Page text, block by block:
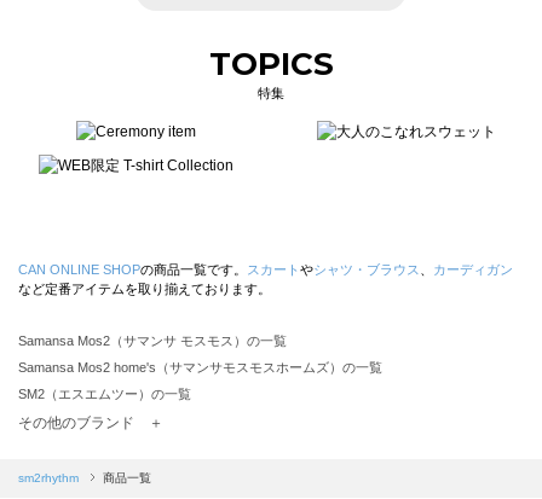
TOPICS
特集
CAN ONLINE SHOPの商品一覧です。 スカート やシャツ・ブラウス
カーディガン
など定番アイテムを取り揃えております。
Samansa Mos2（サマンサ モスモス）の一覧
Samansa Mos2 home's（サマンサモスモスホームズ）の一覧
SM2（エスエムツー）の一覧
TSUHARU by Samansa Mos2（ツハルバイサマンサモスモス）の一覧
Samansa Mos2 blue（サマンサモスモス ブルー）の一覧
その他のブランド ＋
sm2rhythm 商品一覧